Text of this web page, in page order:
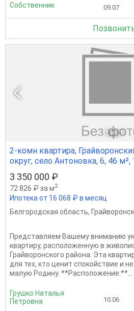
Собственник 09.07
1 из 1
2-комн квартира,
округ, село Антоновка, 6, 46 м²,
3 350 000 ₽
72 826 ₽ за м2
Ипотека от 16 068 ₽ в месяц
Белгородская область,
Представляем Вашему вниманию
квартиру, расположенную в
Грайворонского района. Эта
для тех, кто ценит спокойствие и
малую Родину. **Расположение:**...
Грушко Наталья
Петровна
10.06